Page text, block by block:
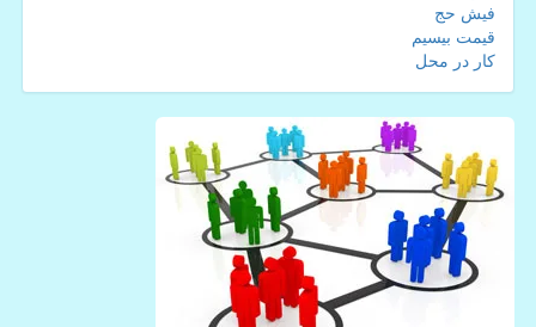
فیش حج
قیمت بیسیم
کار در محل